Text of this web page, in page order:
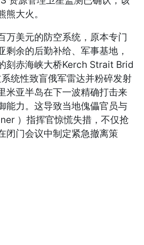
熊大火。
美元的防空系统，原本专门
剩余的后勤补给、军事基地，
刻赤海峡大桥Kerch Strait Brid
统性致盲俄军雷达并粉碎发射
米亚半岛在下一波精确打击来
能力。这导致当地傀儡官员与
）指挥官惊慌失措，不仅抢
闭门会议中制定紧急撤离策